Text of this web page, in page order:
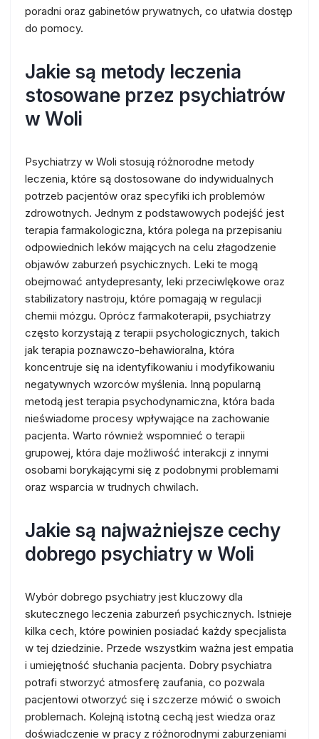
poradni oraz gabinetów prywatnych, co ułatwia dostęp
do pomocy.
Jakie są metody leczenia
stosowane przez psychiatrów
w Woli
Psychiatrzy w Woli stosują różnorodne metody
leczenia, które są dostosowane do indywidualnych
potrzeb pacjentów oraz specyfiki ich problemów
zdrowotnych. Jednym z podstawowych podejść jest
terapia farmakologiczna, która polega na przepisaniu
odpowiednich leków mających na celu złagodzenie
objawów zaburzeń psychicznych. Leki te mogą
obejmować antydepresanty, leki przeciwlękowe oraz
stabilizatory nastroju, które pomagają w regulacji
chemii mózgu. Oprócz farmakoterapii, psychiatrzy
często korzystają z terapii psychologicznych, takich
jak terapia poznawczo-behawioralna, która
koncentruje się na identyfikowaniu i modyfikowaniu
negatywnych wzorców myślenia. Inną popularną
metodą jest terapia psychodynamiczna, która bada
nieświadome procesy wpływające na zachowanie
pacjenta. Warto również wspomnieć o terapii
grupowej, która daje możliwość interakcji z innymi
osobami borykającymi się z podobnymi problemami
oraz wsparcia w trudnych chwilach.
Jakie są najważniejsze cechy
dobrego psychiatry w Woli
Wybór dobrego psychiatry jest kluczowy dla
skutecznego leczenia zaburzeń psychicznych. Istnieje
kilka cech, które powinien posiadać każdy specjalista
w tej dziedzinie. Przede wszystkim ważna jest empatia
i umiejętność słuchania pacjenta. Dobry psychiatra
potrafi stworzyć atmosferę zaufania, co pozwala
pacjentowi otworzyć się i szczerze mówić o swoich
problemach. Kolejną istotną cechą jest wiedza oraz
doświadczenie w pracy z różnorodnymi zaburzeniami